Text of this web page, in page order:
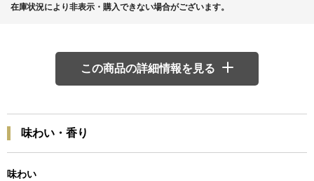
在庫状況により非表示・購入できない場合がございます。
この商品の詳細情報を見る
味わい・香り
味わい